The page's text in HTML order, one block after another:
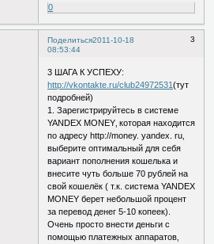
0
Поделиться 3
2011-10-18
08:53:44
3 ШАГА К УСПЕХУ:
http://vkontakte.ru/club24972531(тут
подробней)
1. Зарегистрируйтесь в системе
YANDEX MONEY‚ которая находится
по адресу http://money. yandex. ru‚
выберите оптимальный для себя
вариант пополнения кошелька и
внесите чуть больше 70 рублей на
свой кошелёк ( т.к. система YANDEX
MONEY берет небольшой процент
за перевод денег 5-10 копеек).
Очень просто внести деньги с
помощью платежных аппаратов‚